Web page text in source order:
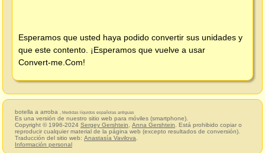
Esperamos que usted haya podido convertir sus unidades y
que este contento. ¡Esperamos que vuelve a usar
Convert-me.Com!
botella a arroba , Medidas líquidos españolas antiguas
Es una versión de nuestro sitio web para móviles (smartphone).
Copyright © 1996-2024 Sergey Gershtein Anna Gershtein . Está prohibido copiar o
reproducir cualquier material de la página web (excepto resultados de conversión).
Traducción del sitio web: Anastasía Vavilova
Información personal